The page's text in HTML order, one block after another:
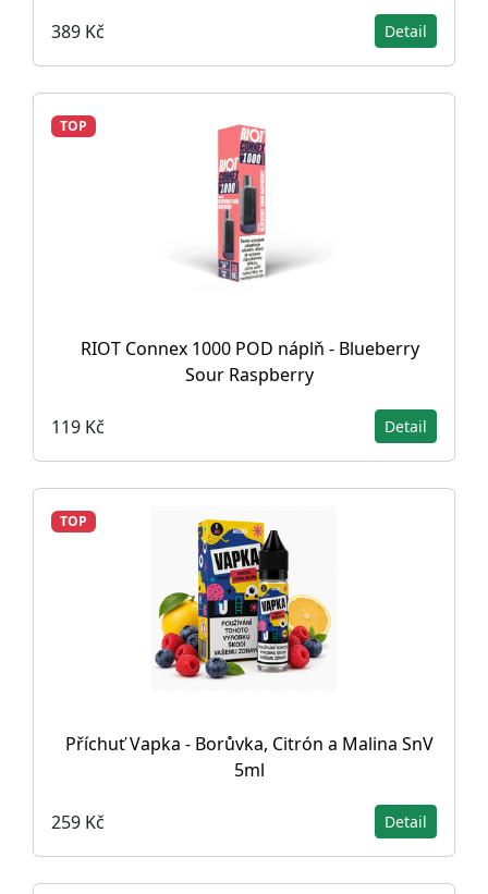
389 Kč Detail
TOP
RIOT Connex 1000 POD náplň - Blueberry
Sour Raspberry
119 Kč Detail
TOP
Příchuť Vapka - Borůvka, Citrón a Malina SnV
5ml
259 Kč Detail